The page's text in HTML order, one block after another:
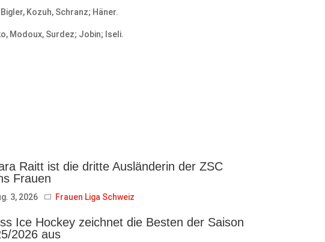
Kozuh, Schranz; Häner.
Modoux, Surdez; Jobin; Iseli.
Raitt ist die dritte Ausländerin der ZSC
Frauen
3, 2026 Frauen Liga Schweiz
Ice Hockey zeichnet die Besten der Saison
2026 aus